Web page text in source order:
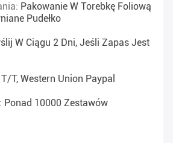
Pakowanie W Torebkę Foliową
Pudełko
W Ciągu 2 Dni, Jeśli Zapas Jest
T/T, Western Union Paypal
Ponad 10000 Zestawów